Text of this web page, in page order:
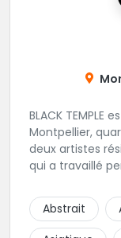
BLACK
Montpellier, quartier Saint
deux artistes résidents : Luciano,
qui a travaillé
qui a travaillé
avant de
accueille
Abstrait